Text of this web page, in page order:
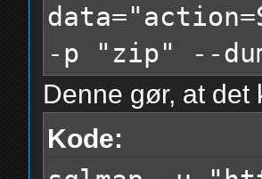
-p "zip" --
Denne gør, at det
Kode: